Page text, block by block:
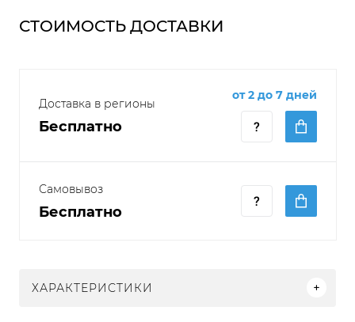
СТОИМОСТЬ ДОСТАВКИ
Доставка в регионы
Бесплатно
от 2 до 7 дней
Самовывоз
Бесплатно
ХАРАКТЕРИСТИКИ